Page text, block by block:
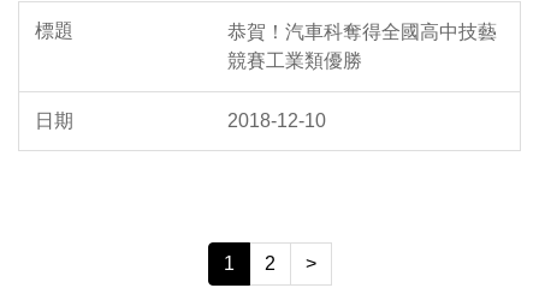
恭賀！汽車科奪得全國高中技藝
競賽工業類優勝
2018-12-10
1 2 >